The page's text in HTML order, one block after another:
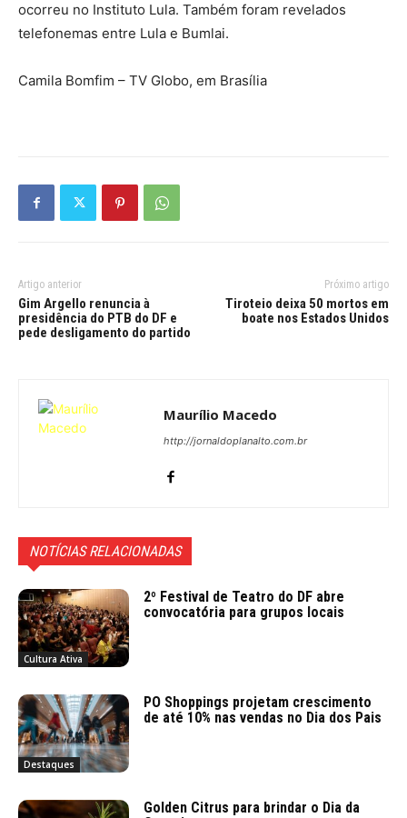
ocorreu no Instituto Lula. Também foram revelados
telefonemas entre Lula e Bumlai.
Camila Bomfim – TV Globo, em Brasília
Artigo anterior
Gim Argello renuncia à
presidência do PTB do DF e
pede desligamento do partido
Próximo artigo
Tiroteio deixa 50 mortos em
boate nos Estados Unidos
Maurílio Macedo
http://jornaldoplanalto.com.br
NOTÍCIAS RELACIONADAS
Cultura Ativa
2º Festival de Teatro do DF abre
convocatória para grupos locais
Destaques
PO Shoppings projetam crescimento
de até 10% nas vendas no Dia dos Pais
Golden Citrus para brindar o Dia da